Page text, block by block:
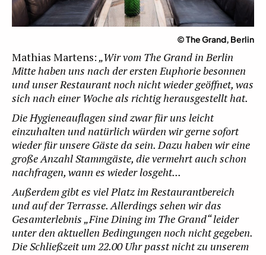
© The Grand, Berlin
Mathias Martens:„Wir vom The Grand in Berlin
Mitte haben uns nach der ersten Euphorie besonnen
und unser Restaurant noch nicht wieder geöffnet, was
sich nach einer Woche als richtig herausgestellt hat.
Die Hygieneauflagen sind zwar für uns leicht
einzuhalten und natürlich würden wir gerne sofort
wieder für unsere Gäste da sein. Dazu haben wir eine
große Anzahl Stammgäste, die vermehrt auch schon
nachfragen, wann es wieder losgeht...
Außerdem gibt es viel Platz im Restaurantbereich
und auf der Terrasse.Allerdings sehen wir das
Gesamterlebnis „Fine Dining im The Grand“ leider
unter den aktuellen Bedingungen noch nicht gegeben.
Die Schließzeit um 22.00 Uhr passt nicht zu unserem